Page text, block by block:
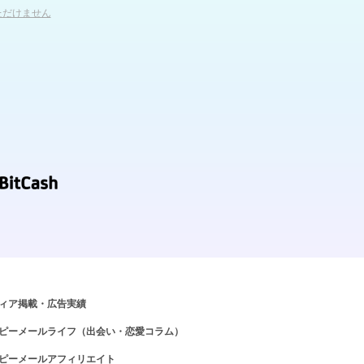
けません
ア掲載・広告実績
ーメールライフ（出会い・恋愛コラム）
ーメールアフィリエイト